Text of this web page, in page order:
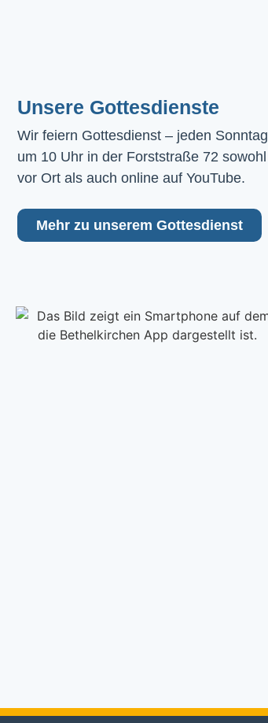
Unsere Gottesdienste
Wir feiern Gottesdienst – jeden Sonntag
um 10 Uhr in der Forststraße 72 sowohl
vor Ort als auch online auf YouTube.
Mehr zu unserem Gottesdienst